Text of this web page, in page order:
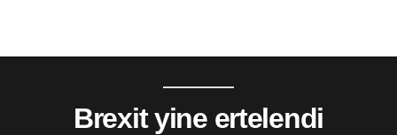
Brexit yine ertelendi